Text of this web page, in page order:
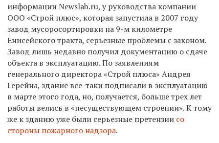
информации Newslab.ru, у руководства компании
ООО «Строй плюс», которая запустила в 2007 году
завод мусоросортировки на 9-м километре
Енисейского тракта, серьезные проблемы с законом.
Завод лишь недавно получил документацию о сдаче
объекта в эксплуатацию. По заявлениям
генерального директора «Строй плюса» Андрея
Герейна, здание все-таки подписали в эксплуатацию
в марте этого года, но, получается, больше трех лет
работы велись в «несуществующем строении». К тому
же к зданию уже были серьезные претензии со
стороны пожарного надзора.